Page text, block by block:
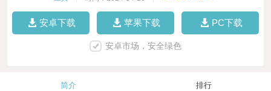
安卓下载 苹果下载 PC下载
安卓市场，安全绿色
简介 排行